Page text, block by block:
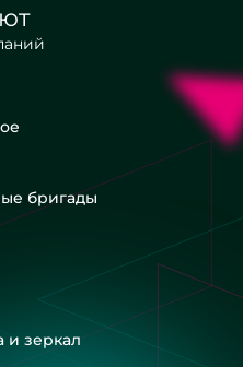
бригады
и зеркал